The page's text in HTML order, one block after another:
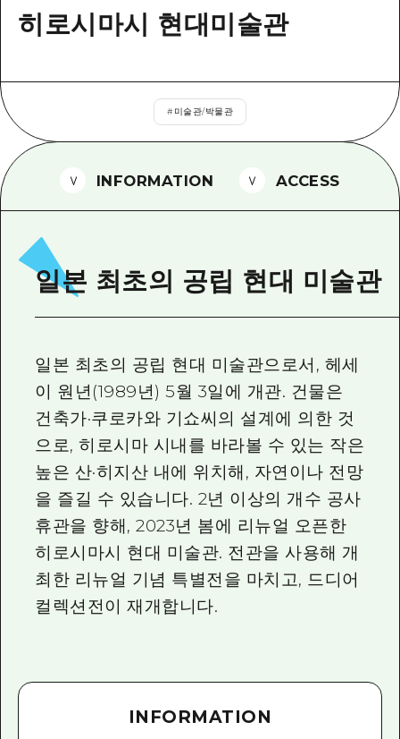
기준
치유
빠른 여행
반나절
1박 2일
2박 3일
시마네(島根)현
히로시마 OMOTENASHI 패스
외국인 여행자용 거리 관광안내소
사진 다운로드
히로시마시 현대미술관
# 미술관/박물관
INFORMATION ACCESS
일본 최초의 공립 현대 미술관
일본 최초의 공립 현대 미술관으로서, 헤세
이 원년(1989년) 5월 3일에 개관. 건물은
건축가·쿠로카와 기쇼씨의 설계에 의한 것
으로, 히로시마 시내를 바라볼 수 있는 작은
높은 산·히지산 내에 위치해, 자연이나 전망
을 즐길 수 있습니다. 2년 이상의 개수 공사
휴관을 향해, 2023년 봄에 리뉴얼 오픈한
히로시마시 현대 미술관. 전관을 사용해 개
최한 리뉴얼 기념 특별전을 마치고, 드디어
컬렉션전이 재개합니다.
INFORMATION